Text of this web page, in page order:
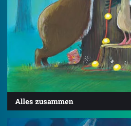
Alles zusammen